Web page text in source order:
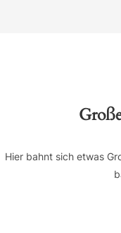
Hier bahnt sich etwas